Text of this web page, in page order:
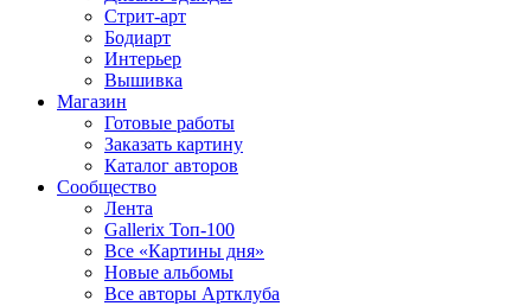
Стрит-арт
Бодиарт
Интерьер
Вышивка
Магазин
Готовые работы
Заказать картину
Каталог авторов
Сообщество
Лента
Gallerix Топ-100
Все «Картины дня»
Новые альбомы
Все авторы Артклуба